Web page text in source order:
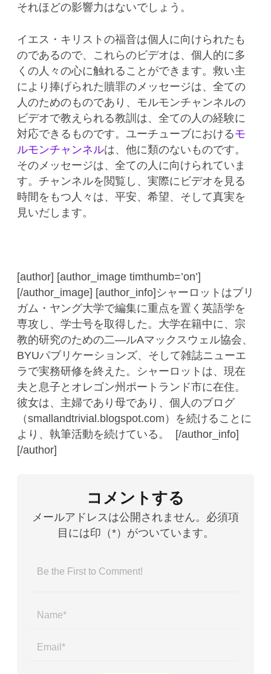
それほどの影響力はないでしょう。
イエス・キリストの福音は個人に向けられたも
のであるので、これらのビデオは、個人的に多
くの人々の心に触れることができます。救い主
により捧げられた贖罪のメッセージは、全ての
人のためのものであり、モルモンチャンネルの
ビデオで教えられる教訓は、全ての人の経験に
対応できるものです。ユーチューブにおけるモ
ルモンチャンネルは、他に類のないものです。
そのメッセージは、全ての人に向けられていま
す。チャンネルを閲覧し、実際にビデオを見る
時間をもつ人々は、平安、希望、そして真実を
見いだします。
[author] [author_image timthumb=’on’]
[/author_image] [author_info]シャーロットはブリ
ガム・ヤング大学で編集に重点を置く英語学を
専攻し、学士号を取得した。大学在籍中に、宗
教的研究のための二―ルAマックスウェル協会、
BYUパブリケーションズ、そして雑誌ニューエ
ラで実務研修を終えた。シャーロットは、現在
夫と息子とオレゴン州ポートランド市に在住。
彼女は、主婦であり母であり、個人のブログ
（smallandtrivial.blogspot.com）を続けることに
より、執筆活動を続けている。 [/author_info]
[/author]
コメントする
メールアドレスは公開されません。必須項
目には印（*）がついています。